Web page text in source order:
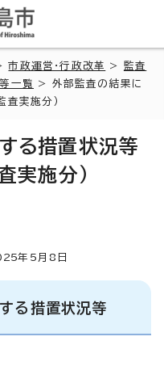
市政運営・行政改革 > 監査
一覧
> 外部監査の結果に
査実施分）
る措置状況等
実施分）
年5月8日
る措置状況等